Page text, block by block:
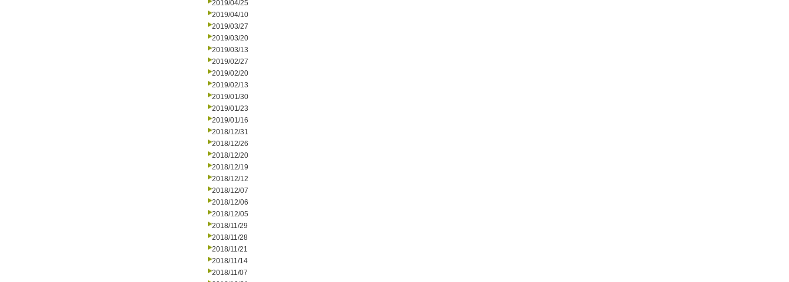
2019/04/25
2019/04/10
2019/03/27
2019/03/20
2019/03/13
2019/02/27
2019/02/20
2019/02/13
2019/01/30
2019/01/23
2019/01/16
2018/12/31
2018/12/26
2018/12/20
2018/12/19
2018/12/12
2018/12/07
2018/12/06
2018/12/05
2018/11/29
2018/11/28
2018/11/21
2018/11/14
2018/11/07